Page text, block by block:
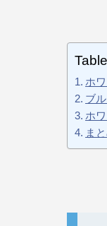
ホ
ブ
ホ
ま